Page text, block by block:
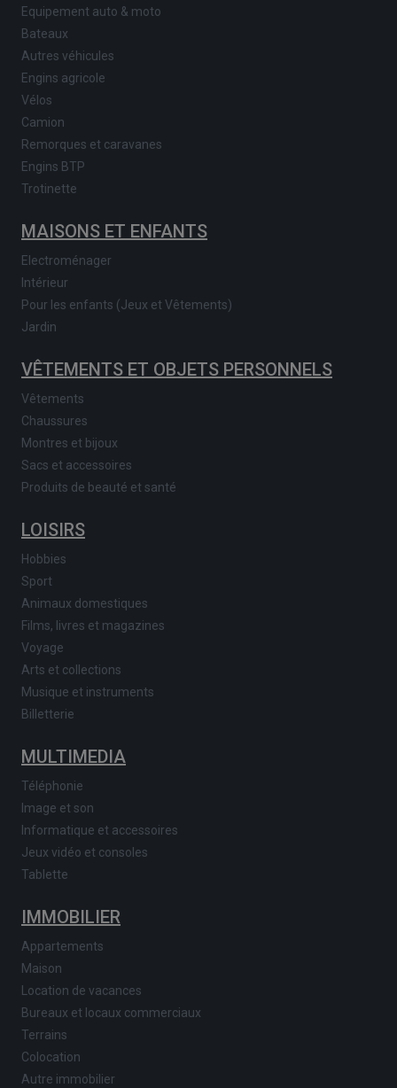
Equipement auto & moto
Bateaux
Autres véhicules
Engins agricole
Vélos
Camion
Remorques et caravanes
Engins BTP
Trotinette
MAISONS ET ENFANTS
Electroménager
Intérieur
Pour les enfants (Jeux et Vêtements)
Jardin
VÊTEMENTS ET OBJETS PERSONNELS
Vêtements
Chaussures
Montres et bijoux
Sacs et accessoires
Produits de beauté et santé
LOISIRS
Hobbies
Sport
Animaux domestiques
Films, livres et magazines
Voyage
Arts et collections
Musique et instruments
Billetterie
MULTIMEDIA
Téléphonie
Image et son
Informatique et accessoires
Jeux vidéo et consoles
Tablette
IMMOBILIER
Appartements
Maison
Location de vacances
Bureaux et locaux commerciaux
Terrains
Colocation
Autre immobilier